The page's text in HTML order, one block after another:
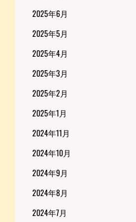
2025年6月
2025年5月
2025年4月
2025年3月
2025年2月
2025年1月
2024年11月
2024年10月
2024年9月
2024年8月
2024年7月